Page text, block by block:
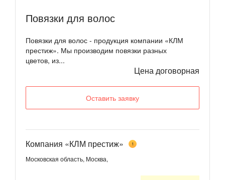
Повязки для волос
Повязки для волос - продукция компании «КЛМ
престиж». Мы производим повязки разных
цветов, из...
Цена договорная
Оставить заявку
Компания «КЛМ престиж» 1
Московская область, Москва,